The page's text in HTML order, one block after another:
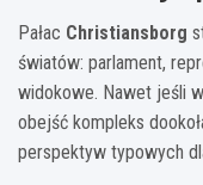
Pałac Christiansborg
światów: parlament,
widokowe. Nawet jeśli
obejść kompleks
perspektyw typowych